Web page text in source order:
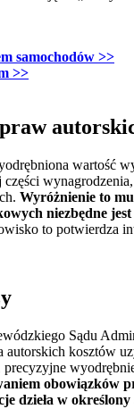
samochodów >>
>>
wartość
Wyróżnienie to
niezbędne
to potwierdza
Sądu
autorskich kosztów
obowiązków
dzieła w